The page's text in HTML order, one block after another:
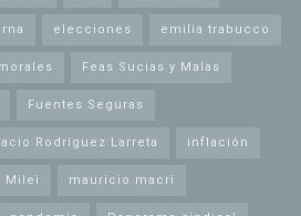
elecciones emilia trabucco
Feas Sucias y Malas
Fuentes Seguras
Rodríguez Larreta inflación
Milei mauricio macri